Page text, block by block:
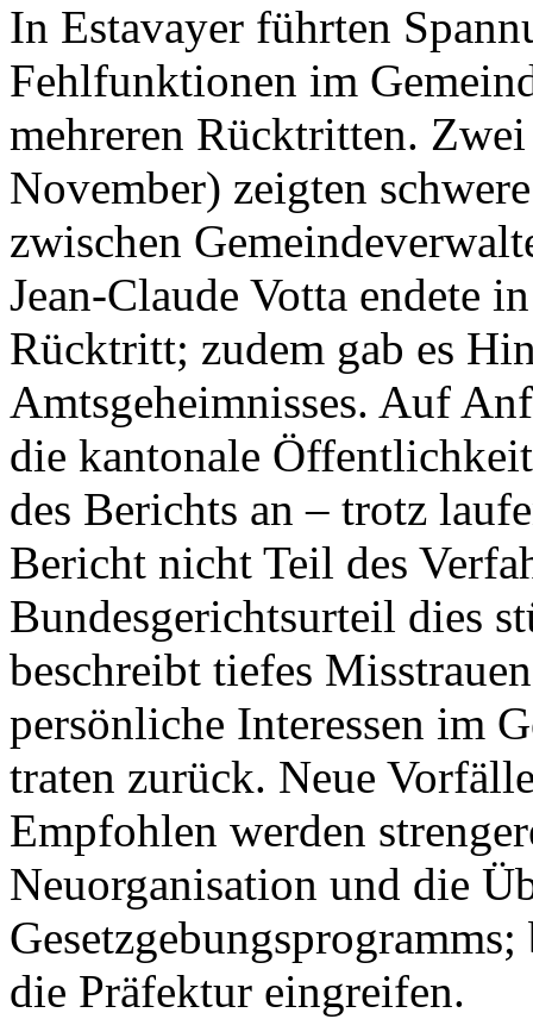
In Estavayer führten
Fehlfunktionen im
mehreren Rücktritten.
November) zeigten
zwischen
Jean-Claude Votta endete
Rücktritt; zudem gab es
Amtsgeheimnisses. Auf
die kantonale
des Berichts an – trotz
Bericht nicht Teil des
Bundesgerichtsurteil dies
beschreibt tiefes
persönliche Interessen im
traten zurück. Neue
Empfohlen werden
Neuorganisation und die
die Präfektur eingreifen.